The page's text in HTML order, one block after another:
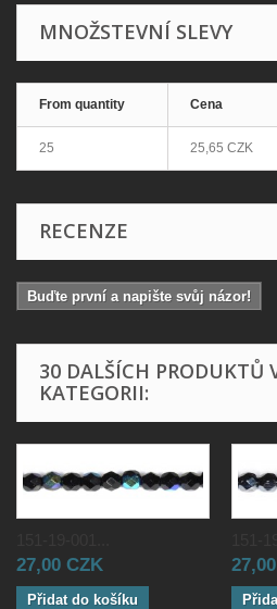
MNOŽSTEVNÍ SLEVY
From quantity Cena
25 25,65 CZK
RECENZE
Buďte první a napište svůj názor!
30 DALŠÍCH PRODUKTŮ
KATEGORII:
27,00 CZK
Přidat do košíku